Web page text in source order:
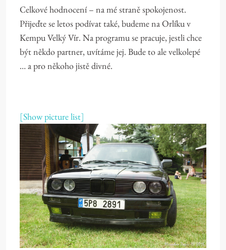
Celkové hodnocení – na mé straně spokojenost.
Přijeďte se letos podívat také, budeme na Orlíku v
Kempu Velký Vír. Na programu se pracuje, jestli chce
být někdo partner, uvítáme jej. Bude to ale velkolepé
… a pro někoho jistě divné.
[Show picture list]